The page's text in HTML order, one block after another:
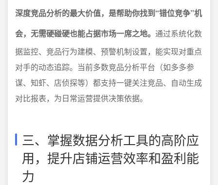
深度竞品分析的最大价值，是帮助你找到“错位竞争”机
会，无需硬碰硬也能占据市场一席之地。 通过系统化数
据监控、竞品行为建模、预警机制设置，能实现对重点
对手的动态追踪。当前多数竞品分析平台（如多多参
谋、知虾、店侦探等）都支持一键关注竞品、自动生成
对比报表，为日常运营提供决策依据。
三、掌握数据分析工具的高阶应
用，提升店铺运营效率和盈利能
力